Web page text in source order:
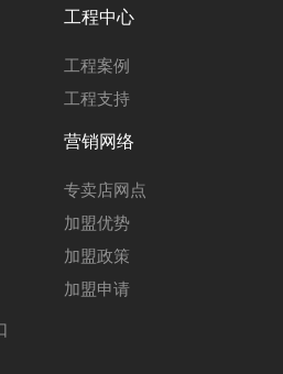
工程中心
工程案例
工程支持
营销网络
专卖店网点
加盟优势
加盟政策
加盟申请